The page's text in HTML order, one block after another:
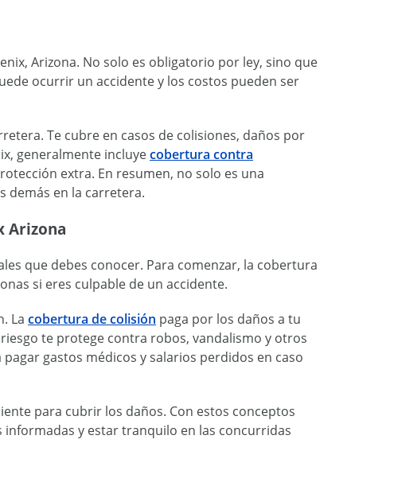
Arizona. No solo es obligatorio por ley, sino que
ocurrir un accidente y los costos pueden ser
Te cubre en casos de colisiones, daños por
generalmente incluyecobertura contra
extra. En resumen, no solo es una
demás en la carretera.
Arizona
que debes conocer. Para comenzar, la cobertura
si eres culpable de un accidente.
La cobertura de colisión paga por los daños a tu
te protege contra robos, vandalismo y otros
gastos médicos y salarios perdidos en caso
para cubrir los daños. Con estos conceptos
informadas y estar tranquilo en las concurridas